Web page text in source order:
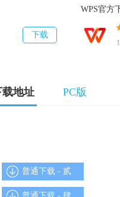
退群，否通过沟通更专注，
截图
下载
WPS官方
载地址 PC版
普通下载 - 贰